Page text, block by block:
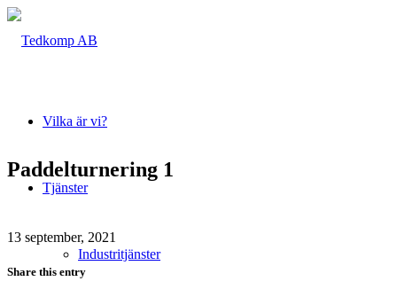
Vilka är vi?
Tjänster
Industritjänster
Paddelturnering 1
13 september, 2021
Share this entry